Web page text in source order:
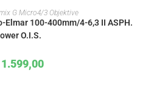
WARENKORB
G Micro4/3 Objektive
Elmar 100-400mm/4-6,3 II ASPH.
O.I.S.
1.599,00